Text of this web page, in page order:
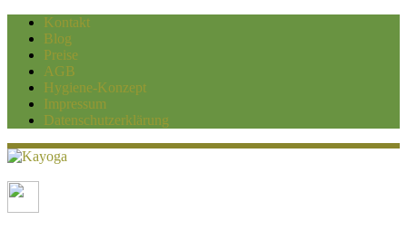
Kontakt
Blog
Preise
AGB
Hygiene-Konzept
Impressum
Datenschutzerklärung
Kayoga
Yoga und Personaltraining Duisburg